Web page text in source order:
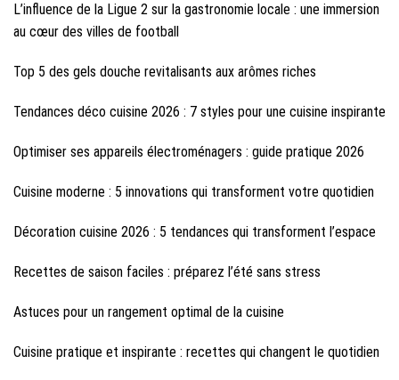
L’influence de la Ligue 2 sur la gastronomie locale : une immersion
au cœur des villes de football
Top 5 des gels douche revitalisants aux arômes riches
Tendances déco cuisine 2026 : 7 styles pour une cuisine inspirante
Optimiser ses appareils électroménagers : guide pratique 2026
Cuisine moderne : 5 innovations qui transforment votre quotidien
Décoration cuisine 2026 : 5 tendances qui transforment l’espace
Recettes de saison faciles : préparez l’été sans stress
Astuces pour un rangement optimal de la cuisine
Cuisine pratique et inspirante : recettes qui changent le quotidien